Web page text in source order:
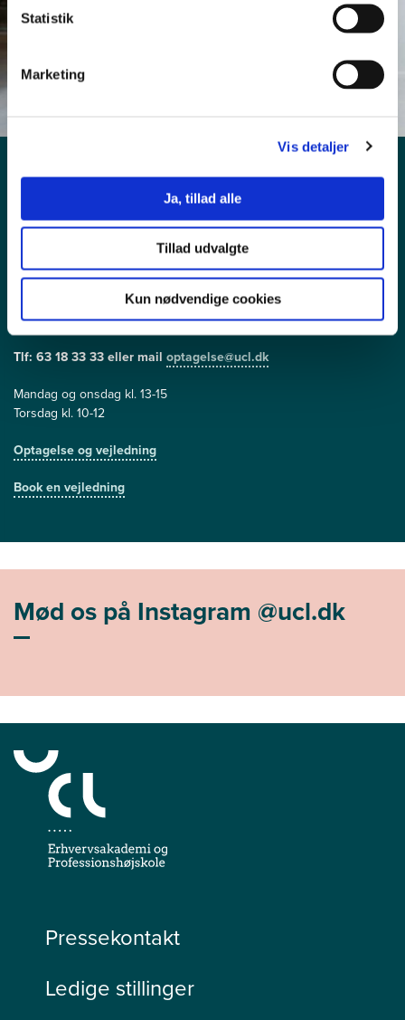
Statistik
Marketing
Vis detaljer
Ja, tillad alle
Tillad udvalgte
Kun nødvendige cookies
Ansøgningsprocedure
Tlf: 63 18 33 33 eller mail optagelse@ucl.dk
Mandag og onsdag kl. 13-15
Torsdag kl. 10-12
Optagelse og vejledning
Book en vejledning
Mød os på Instagram @ucl.dk
Pressekontakt
Ledige stillinger